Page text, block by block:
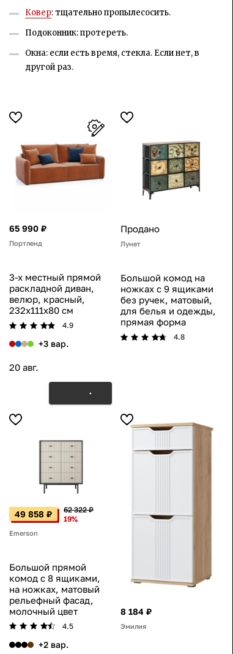
Ковер: тщательно пропылесосить.
Подоконник: протереть.
Окна: если есть время, стекла. Если нет, в
другой раз.
65 990 ₽
Портленд
3-х местный прямой
раскладной диван,
велюр, красный,
232x111x80 см
4.9
+3 вар.
20 авг.
Продано
Лунет
Большой комод на
ножках с 9 ящиками
без ручек, матовый,
для белья и одежды,
прямая форма
4.8
49 858 ₽
62 322 ₽
19%
Emerson
Большой прямой
комод с 8 ящиками,
на ножках, матовый
рельефный фасад,
молочный цвет
4.5
+2 вар.
8 184 ₽
Эмилия